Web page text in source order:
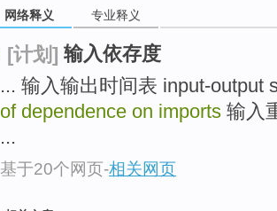
网络释义 专业释义
[计划] 输入依存度
... 输入输出时间表 input-output
of dependence on imports 输入
...
基于20个网页-相关网页